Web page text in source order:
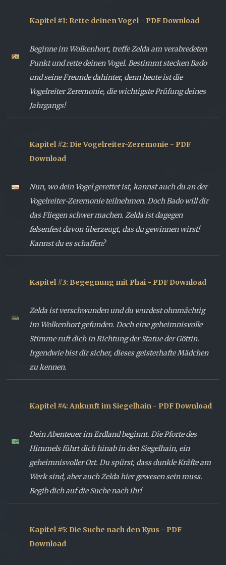
Kapitel #1: Rette deinen Vogel - PDF Download
Beginne im Wolkenhort, treffe Zelda am verabredeten
Punkt und rette deinen Vogel. Bestimmt stecken Bado
und seine Freunde dahinter, denn heute ist die
Vogelreiter Zeremonie, die wichtigste Prüfung deines
Jahrgangs!
Kapitel #2: Die Vogelreiter-Zeremonie - PDF
Download
Nun, wo dein Vogel gerettet ist, kannst auch du an der
Vogelreiter-Zeremonie teilnehmen. Doch Bado will dir
das Fliegen schwer machen. Zelda ist dagegen
felsenfest davon überzeugt, das du gewinnen wirst!
Kannst du es schaffen?
Kapitel #3: Begegnung mit Phai - PDF Download
Zelda ist verschwunden und du wurdest ohnmächtig
im Wolkenhort gefunden. Doch eine geheimnisvolle
Stimme ruft dich in Richtung der Statue der Göttin.
Irgendwie bist dir sicher, dieses geisterhafte Mädchen
zu kennen.
Kapitel #4: Ankunft im Siegelhain - PDF Download
Dein Abenteuer im Erdland beginnt. Die Pforte des
Himmels führt dich hinab in den Siegelhain, ein
geheimnisvoller Ort. Du spürst, dass dunkle Kräfte am
Werk sind, aber auch Zelda hier gewesen sein muss.
Begib dich auf die Suche nach ihr!
Kapitel #5: Die Suche nach den Kyus - PDF
Download